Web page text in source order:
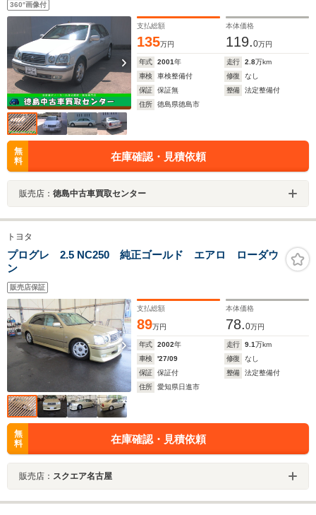
360°画像付
支払総額
135万円
本体価格
119.0万円
年式 2001年 走行 2.8万km
車検
車検整備付 修復
なし
保証
保証無 整備
法定整備付
住所
徳島県徳島市
無
料
在庫確認・見積依頼
販売店： 徳島中古車買取センター
トヨタ
プログレ 2.5 NC250 純正ゴールド エアロ ローダウ
ン
販売店保証
支払総額
89万円
本体価格
78.0万円
年式 2002年 走行 9.1万km
車検
'27/09 修復
なし
保証
保証付 整備
法定整備付
住所
愛知県日進市
無
料
在庫確認・見積依頼
販売店： スクエア名古屋